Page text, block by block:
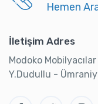
Hemen
İletişim Adres
Modoko
Y.Dudullu -